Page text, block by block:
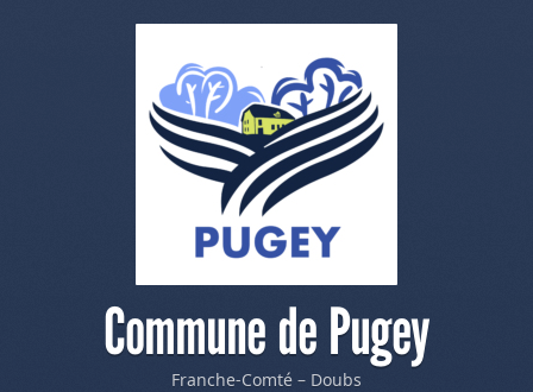
Commune de Pugey
Franche-Comté – Doubs